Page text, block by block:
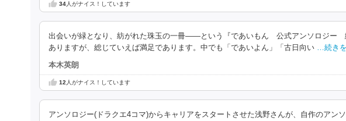
34人がナイス！しています
出会いが緑となり、紡がれた珠玉の一冊――という『であいもん 公式アンソロジー
ありますが、総じていえば満足であります。中でも「であいよん」「古日向い …続き
本木英朗
12 人がナイス！しています
アンソロジー(ドラクエ4コマ)からキャリアをスタートさせた浅野さんが、自作のアン